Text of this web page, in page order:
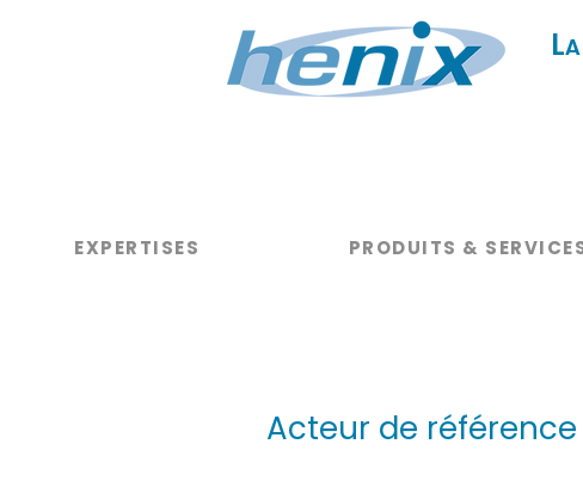
LA
EXPERTISES PRODUITS &
Acteur de